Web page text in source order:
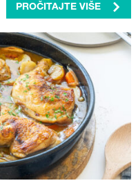
PROČITAJTE VIŠE